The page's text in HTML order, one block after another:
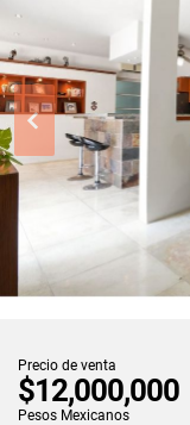
Precio de venta
$12,000,000
Pesos Mexicanos